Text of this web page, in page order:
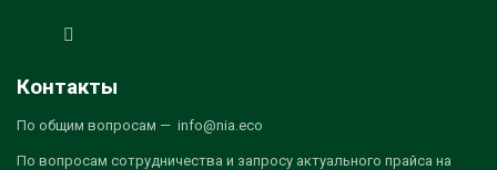
Контакты
По общим вопросам — info@nia.eco
По вопросам сотрудничества и запросу актуального прайса на